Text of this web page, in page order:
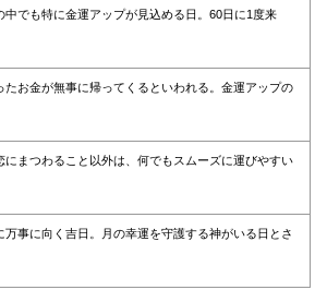
中でも特に金運アップが見込める日。60日に1度来
たお金が無事に帰ってくるといわれる。金運アップの
にまつわること以外は、何でもスムーズに運びやすい
万事に向く吉日。月の幸運を守護する神がいる日とさ